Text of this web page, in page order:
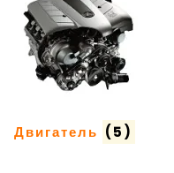
Двигатель (5)